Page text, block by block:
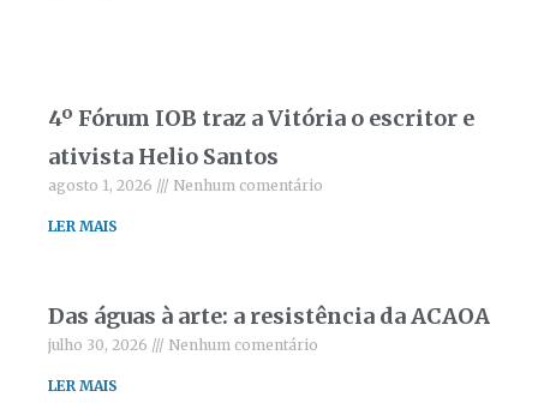
4º Fórum IOB traz a Vitória o escritor e
ativista Helio Santos
agosto 1, 2026 Nenhum comentário
LER MAIS
Das águas à arte: a resistência da ACAOA
julho 30, 2026 Nenhum comentário
LER MAIS